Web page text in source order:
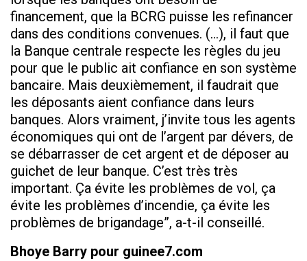
financement, que la BCRG puisse les refinancer
dans des conditions convenues. (…), il faut que
la Banque centrale respecte les règles du jeu
pour que le public ait confiance en son système
bancaire. Mais deuxièmement, il faudrait que
les déposants aient confiance dans leurs
banques. Alors vraiment, j’invite tous les agents
économiques qui ont de l’argent par dévers, de
se débarrasser de cet argent et de déposer au
guichet de leur banque. C’est très très
important. Ça évite les problèmes de vol, ça
évite les problèmes d’incendie, ça évite les
problèmes de brigandage”, a-t-il conseillé.
Bhoye Barry pour guinee7.com